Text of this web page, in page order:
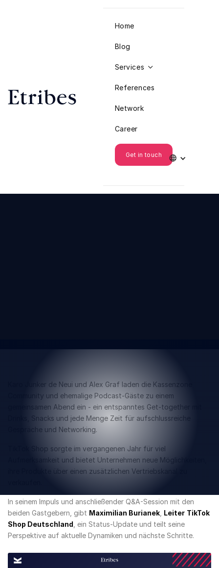

Home
Blog
Services 
References
Network
Career
Get in touch
Karo Junker de Neui und Alex Graf laden die Kassenzone
Community und ehemalige Podcast-Gäste zu einem
gemeinsamen Abend ein - ein entspanntes Get-together mit
Drinks, Snacks und jede Menge Zeit für aufschlussreiche
Gespräche und Networking.
TikTok Shop sorgte im vergangenen Jahr für viel
Aufmerksamkeit und bietet Unternehmen neue Möglichkeiten,
ihre Produkte über einen zusätzlichen Vertriebskanal zu
In seinem Impuls und anschließender Q&A-Session mit den
beiden Gastgebern, gibt Maximilian Burianek Leiter TikTok
Shop Deutschland , ein Status-Update und teilt seine
Perspektive auf aktuelle Dynamiken und nächste Schritte.